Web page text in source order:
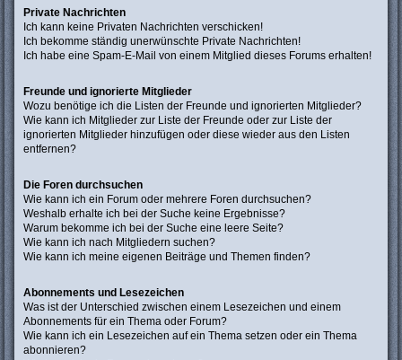
Private Nachrichten
Ich kann keine Privaten Nachrichten verschicken!
Ich bekomme ständig unerwünschte Private Nachrichten!
Ich habe eine Spam-E-Mail von einem Mitglied dieses Forums erhalten!
Freunde und ignorierte Mitglieder
Wozu benötige ich die Listen der Freunde und ignorierten Mitglieder?
Wie kann ich Mitglieder zur Liste der Freunde oder zur Liste der
ignorierten Mitglieder hinzufügen oder diese wieder aus den Listen
entfernen?
Die Foren durchsuchen
Wie kann ich ein Forum oder mehrere Foren durchsuchen?
Weshalb erhalte ich bei der Suche keine Ergebnisse?
Warum bekomme ich bei der Suche eine leere Seite?
Wie kann ich nach Mitgliedern suchen?
Wie kann ich meine eigenen Beiträge und Themen finden?
Abonnements und Lesezeichen
Was ist der Unterschied zwischen einem Lesezeichen und einem
Abonnements für ein Thema oder Forum?
Wie kann ich ein Lesezeichen auf ein Thema setzen oder ein Thema
abonnieren?